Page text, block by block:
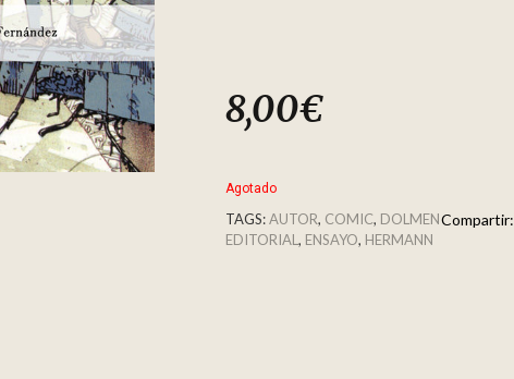
8,00€
Agotado
TAGS:AUTOR, COMIC, DOLMEN
EDITORIAL , ENSAYO, HERMANN
Compartir: